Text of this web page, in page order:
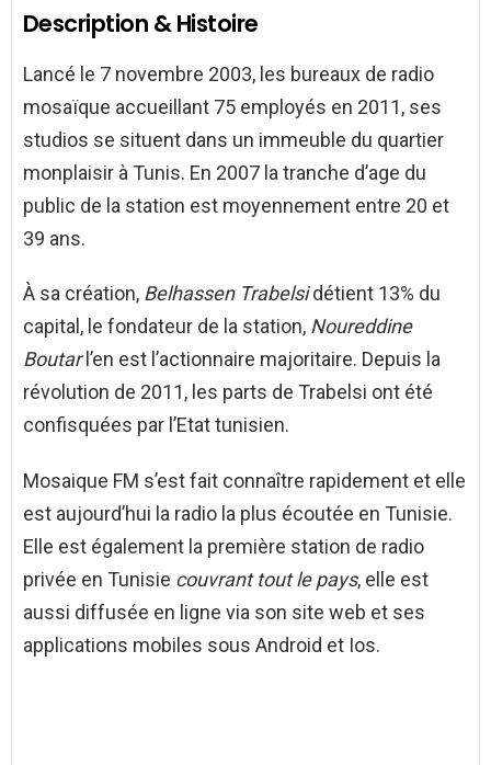
Description & Histoire
Lancé le 7 novembre 2003, les bureaux de radio
mosaïque accueillant 75 employés en 2011, ses
studios se situent dans un immeuble du quartier
monplaisir à Tunis. En 2007 la tranche d’age du
public de la station est moyennement entre 20 et
39 ans.
À sa création, Belhassen Trabelsidétient 13% du
capital, le fondateur de la station, Noureddine
Boutarl’en est l’actionnaire majoritaire. Depuis la
révolution de 2011, les parts de Trabelsi ont été
confisquées par l’Etat tunisien.
Mosaique FM s’est fait connaître rapidement et elle
est aujourd’hui la radio la plus écoutée en Tunisie.
Elle est également la première station de radio
privée en Tunisie couvrant tout le pays, elle est
aussi diffusée en ligne via son site web et ses
applications mobiles sous Android et Ios.